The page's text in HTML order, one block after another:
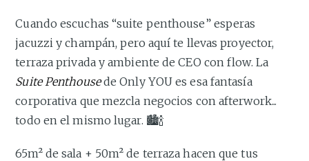
Cuando escuchas “suite penthouse” esperas
jacuzzi y champán, pero aquí te llevas proyector,
terraza privada y ambiente de CEO con flow. La
Suite Penthousede Only YOU es esa fantasía
corporativa que mezcla negocios con afterwork...
todo en el mismo lugar. 🏙️🍾
65m² de sala + 50m² de terraza hacen que tus